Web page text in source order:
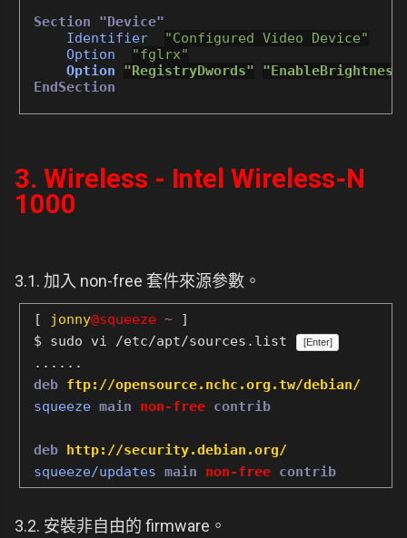
Section "Device"
Identifier
"Configured Video Device"
Option
"fglrx"
Option
"RegistryDwords"
EndSection
3. Wireless - Intel Wireless-N
1000
3.1. 加入 non-free 套件來源參數。
[ jonny@squeeze ~ ]
$ sudo vi /etc/apt/sources.list
[Enter]
......
deb ftp://opensource.nchc.org.tw/debian/
squeeze main non-free contrib
deb http://security.debian.org/
squeeze/updates main non-free contrib
3.2. 安裝非自由的 firmware。